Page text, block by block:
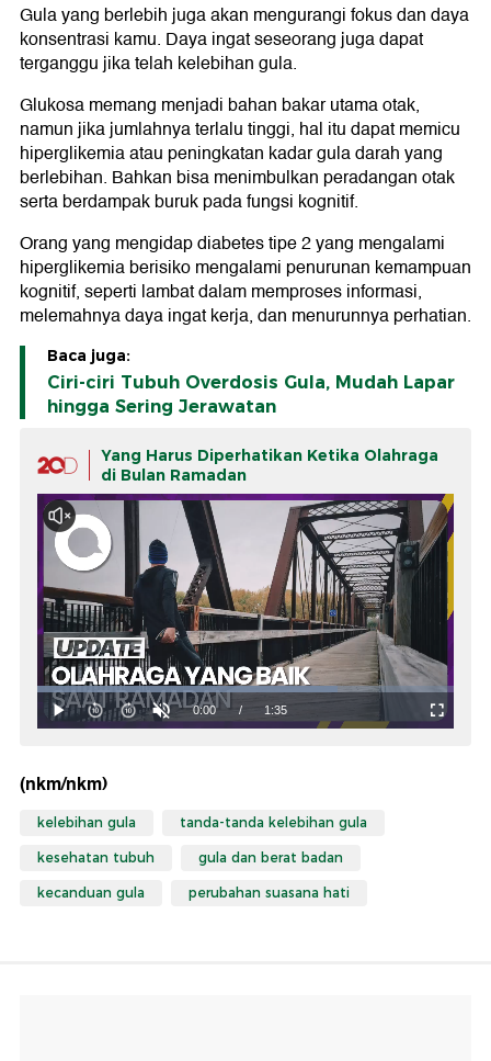
Gula yang berlebih juga akan mengurangi fokus dan daya
konsentrasi kamu. Daya ingat seseorang juga dapat
terganggu jika telah kelebihan gula.
Glukosa memang menjadi bahan bakar utama otak,
namun jika jumlahnya terlalu tinggi, hal itu dapat memicu
hiperglikemia atau peningkatan kadar gula darah yang
berlebihan. Bahkan bisa menimbulkan peradangan otak
serta berdampak buruk pada fungsi kognitif.
Orang yang mengidap diabetes tipe 2 yang mengalami
hiperglikemia berisiko mengalami penurunan kemampuan
kognitif, seperti lambat dalam memproses informasi,
melemahnya daya ingat kerja, dan menurunnya perhatian.
Baca juga:
Ciri-ciri Tubuh Overdosis Gula, Mudah Lapar
hingga Sering Jerawatan
Yang Harus Diperhatikan Ketika Olahraga
di Bulan Ramadan
(nkm/nkm)
kelebihan gula tanda-tanda kelebihan gula
kesehatan tubuh gula dan berat badan
kecanduan gula perubahan suasana hati